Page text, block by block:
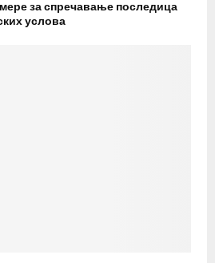
за спречавање последица
услова